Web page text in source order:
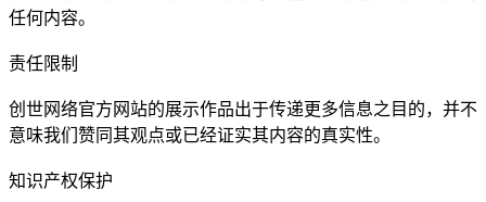
任何内容。
责任限制
创世网络官方网站的展示作品出于传递更多信息之目的，并不
意味我们赞同其观点或已经证实其内容的真实性。
知识产权保护